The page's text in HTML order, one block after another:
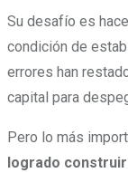
Su desafío es
condición de
errores han
capital para
Pero lo más
logrado